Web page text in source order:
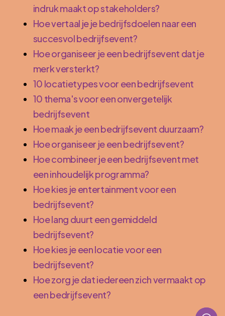
indruk maakt op stakeholders?
Hoe vertaal je je bedrijfsdoelen naar een
succesvol bedrijfsevent?
Hoe organiseer je een bedrijfsevent dat je
merk versterkt?
10 locatietypes voor een bedrijfsevent
10 thema's voor een onvergetelijk
bedrijfsevent
Hoe maak je een bedrijfsevent duurzaam?
Hoe organiseer je een bedrijfsevent?
Hoe combineer je een bedrijfsevent met
een inhoudelijk programma?
Hoe kies je entertainment voor een
bedrijfsevent?
Hoe lang duurt een gemiddeld
bedrijfsevent?
Hoe kies je een locatie voor een
bedrijfsevent?
Hoe zorg je dat iedereen zich vermaakt op
een bedrijfsevent?